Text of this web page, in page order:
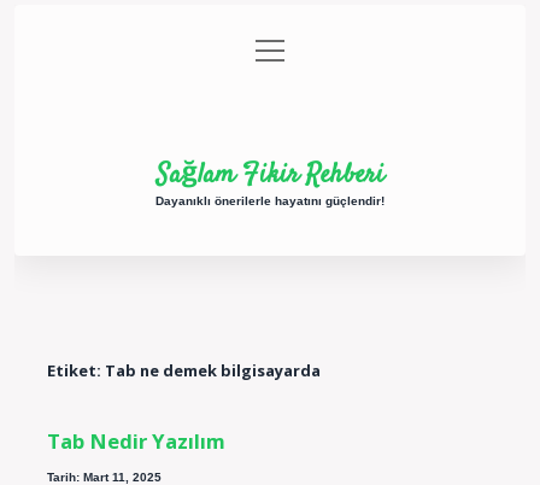
Gizlilik Politikası
menüyü
aç
Sağlam Fikir Rehberi
Dayanıklı önerilerle hayatını güçlendir!
Etiket: Tab ne demek bilgisayarda
Tab Nedir Yazılım
Tarih: Mart 11, 2025